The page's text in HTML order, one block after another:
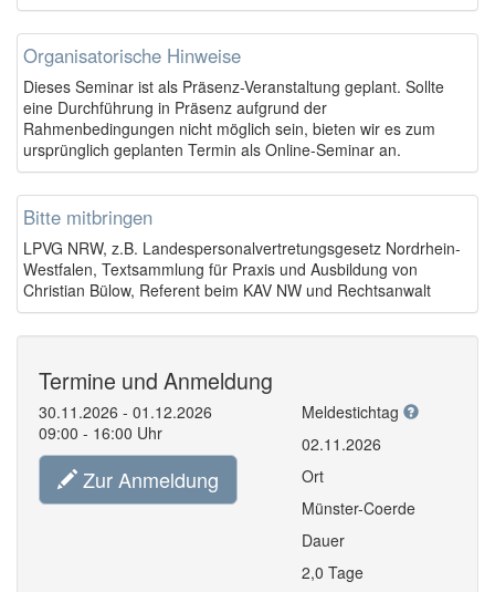
Organisatorische Hinweise
Dieses Seminar ist als Präsenz-Veranstaltung geplant. Sollte
eine Durchführung in Präsenz aufgrund der
Rahmenbedingungen nicht möglich sein, bieten wir es zum
ursprünglich geplanten Termin als Online-Seminar an.
Bitte mitbringen
LPVG NRW, z.B. Landespersonalvertretungsgesetz Nordrhein-
Westfalen, Textsammlung für Praxis und Ausbildung von
Christian Bülow, Referent beim KAV NW und Rechtsanwalt
Termine und Anmeldung
30.11.2026 - 01.12.2026
09:00 - 16:00 Uhr
Zur Anmeldung
Meldestichtag
02.11.2026
Ort
Münster-Coerde
Dauer
2,0 Tage